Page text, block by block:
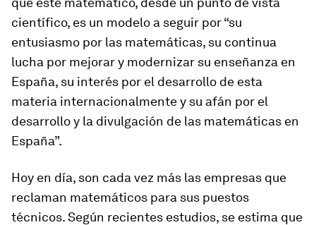
científico, es un modelo a seguir por “su
entusiasmo por las matemáticas, su continua
lucha por mejorar y modernizar su enseñanza en
España, su interés por el desarrollo de esta
materia internacionalmente y su afán por el
desarrollo y la divulgación de las matemáticas en
España”.
Hoy en día, son cada vez más las empresas que
reclaman matemáticos para sus puestos
técnicos. Según recientes estudios, se estima que